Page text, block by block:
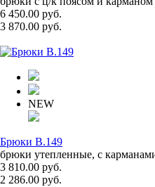
6 450.00 руб.
3 870.00 руб.
NEW
Брюки B.149
брюки утепленные, с
3 810.00 руб.
2 286.00 руб.